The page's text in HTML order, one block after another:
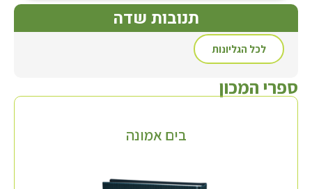
תנובות שדה
לכל הגליונות
ספרי המכון
בים אמונה